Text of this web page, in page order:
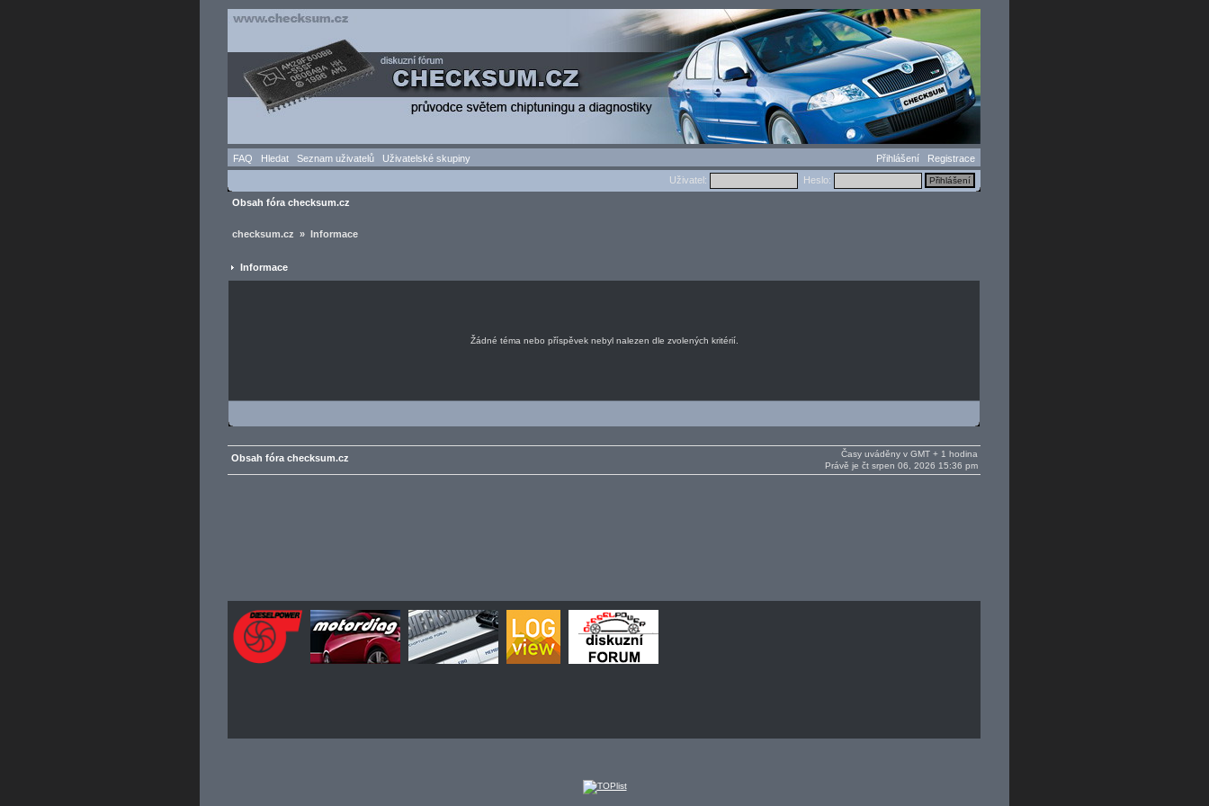
FAQ Hledat Seznam uživatelů Uživatelské skupiny Přihlášení
Registrace
Uživatel:
Heslo:
Obsah fóra checksum.cz
checksum.cz » Informace
Informace
Žádné téma nebo příspěvek nebyl nalezen dle zvolených kritérií.
Časy uváděny v GMT + 1 hodina
Právě je čt srpen 06, 2026 15:36 pm
Obsah fóra checksum.cz